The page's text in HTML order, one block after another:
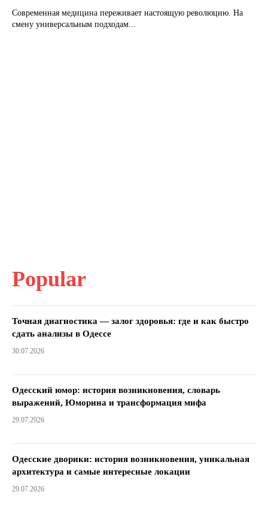
Современная медицина переживает настоящую революцию. На
смену универсальным подходам...
Popular
Точная диагностика — залог здоровья: где и как быстро
сдать анализы в Одессе
30.07.2026
Одесский юмор: история возникновения, словарь
выражений, Юморина и трансформация мифа
29.07.2026
Одесские дворики: история возникновения, уникальная
архитектура и самые интересные локации
29.07.2026